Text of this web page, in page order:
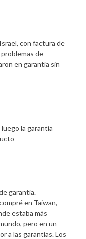
con factura de
problemas de
en garantía sin
la garantia
garantía.
en Taiwan,
estaba más
pero en un
a las garantías. Los